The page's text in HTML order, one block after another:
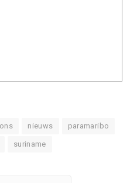
nieuws paramaribo
suriname